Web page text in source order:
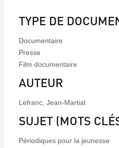
TYPE DE
Documentaire
Presse
Film documentaire
AUTEUR
Lefranc, Jean-Martial
SUJET (MOTS
Périodiques pour la jeunesse